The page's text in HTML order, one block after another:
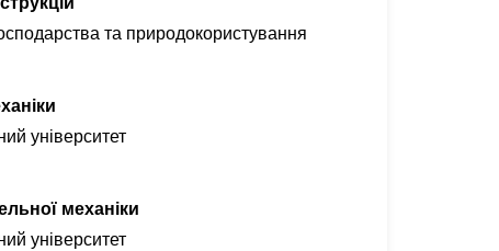
та природокористування
університет
механіки
університет